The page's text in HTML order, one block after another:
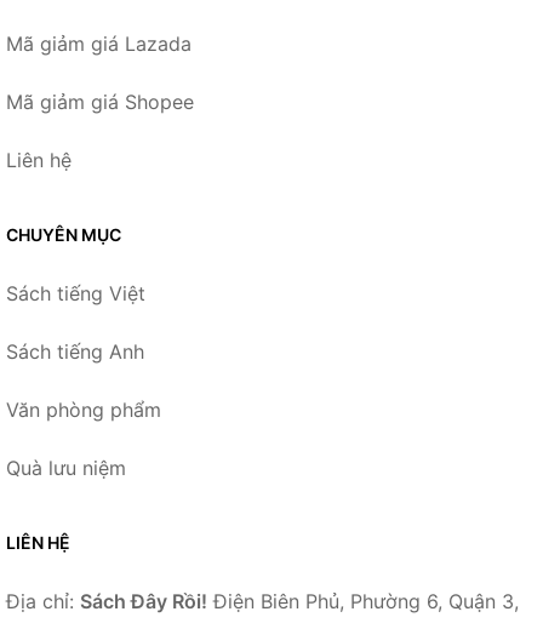
Mã giảm giá Lazada
Mã giảm giá Shopee
Liên hệ
CHUYÊN MỤC
Sách tiếng Việt
Sách tiếng Anh
Văn phòng phẩm
Quà lưu niệm
LIÊN HỆ
Địa chỉ: Sách Đây Rồi! Điện Biên Phủ, Phường 6, Quận 3,